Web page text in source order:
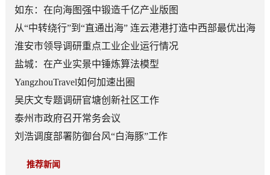
如东：在向海图强中锻造千亿产业版图
从“中转绕行”到“直通出海” 连云港港打造中西部最优出海
口
淮安市领导调研重点工业企业运行情况
盐城：在产业实景中锤炼算法模型
YangzhouTravel如何加速出圈
吴庆文专题调研官塘创新社区工作
泰州市政府召开常务会议
刘浩调度部署防御台风“白海豚”工作
推荐新闻